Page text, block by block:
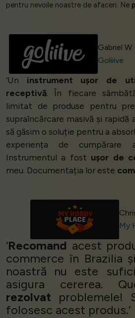
pentru nevoile noastre de afaceri. Ne
Gabriel
Goliiive
‘Un instrument ușor de
receptivă. În fiecare
limitat de produse pentru
supraîncărcare masivă și rapidă
să găsim o soluție pentru a
experiența de cumpărare
Instrumentul a fost ușor de
meu. Documentația lor este
My
‘Recomand acest
commerce în Brazilia
noastră nu este
asigura cererea.
rezolvat problemele!
folosesc acest produs.’